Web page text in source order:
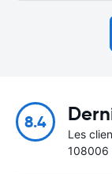
8.4
Les
108006